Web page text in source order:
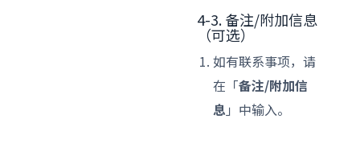
4-3. 备注/附加信息
（可选）
如有联系事项，请
在「备注/附加信
息 」中输入。